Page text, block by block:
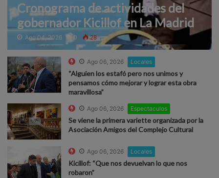
Cronograma de actividades del
gobernador Kicillof en La Madrid
Ago 04, 2026 0 28
Ago 06, 2026 Locales
“Alguien los estafó pero nos unimos y
pensamos cómo mejorar y lograr esta obra
maravillosa”
Ago 06, 2026 Espectaculos
Se viene la primera variette organizada por la
Asociación Amigos del Complejo Cultural
Ago 06, 2026 Locales
Kicillof: “Que nos devuelvan lo que nos
robaron”